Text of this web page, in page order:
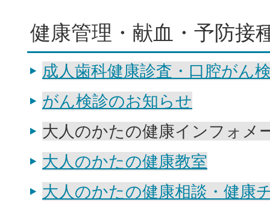
健康管理・献血・予防接
成人歯科健康診査・口腔がん
がん検診のお知らせ
大人のかたの健康インフォメ
大人のかたの健康教室
大人のかたの健康相談・健康